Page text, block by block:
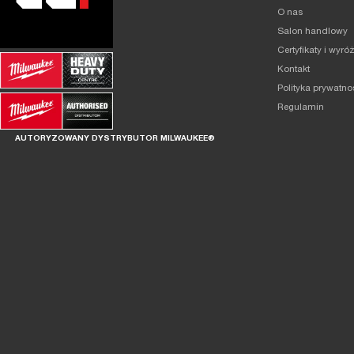
AUTORYZOWANY DYSTRYBUTOR MILWAUKEE®
O nas
Salon handlowy
Certyfikaty i
Kontakt
Polityka
Regulamin